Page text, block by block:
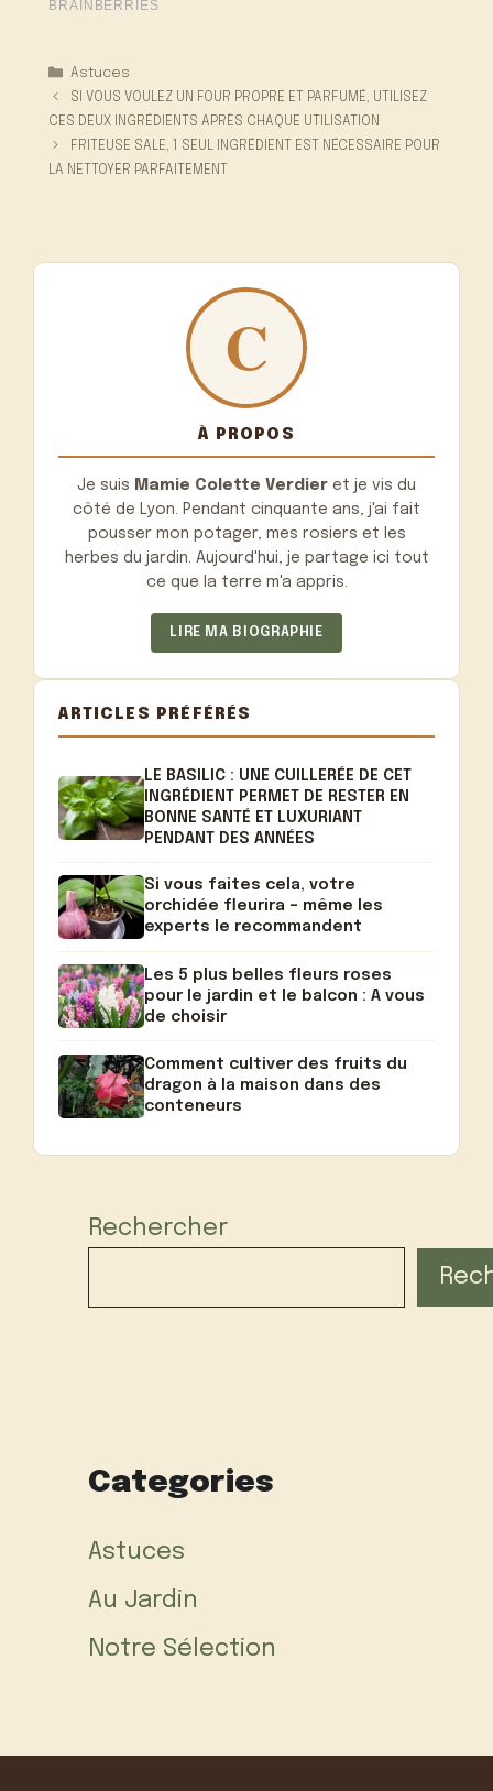
Catégories
Astuces
SI VOUS VOULEZ UN FOUR PROPRE ET PARFUMÉ, UTILISEZ
CES DEUX INGRÉDIENTS APRÈS CHAQUE UTILISATION
FRITEUSE SALE, 1 SEUL INGRÉDIENT EST NÉCESSAIRE POUR
LA NETTOYER PARFAITEMENT
À PROPOS
Je suis Mamie Colette Verdier et je vis du
côté de Lyon. Pendant cinquante ans, j'ai fait
pousser mon potager, mes rosiers et les
herbes du jardin. Aujourd'hui, je partage ici tout
ce que la terre m'a appris.
LIRE MA BIOGRAPHIE
ARTICLES PRÉFÉRÉS
LE BASILIC : UNE CUILLERÉE DE CET
INGRÉDIENT PERMET DE RESTER EN
BONNE SANTÉ ET LUXURIANT
PENDANT DES ANNÉES
Si vous faites cela, votre
orchidée fleurira – même les
experts le recommandent
Les 5 plus belles fleurs roses
pour le jardin et le balcon : A vous
de choisir
Comment cultiver des fruits du
dragon à la maison dans des
conteneurs
Rechercher
Categories
Astuces
Au Jardin
Notre Sélection